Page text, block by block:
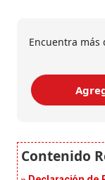
Encuentra